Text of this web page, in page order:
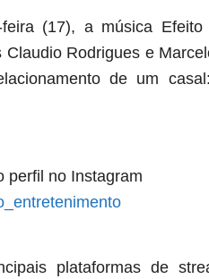
(17), a música Efeito
Rodrigues e
de um
perfil no Instagram
plataformas de